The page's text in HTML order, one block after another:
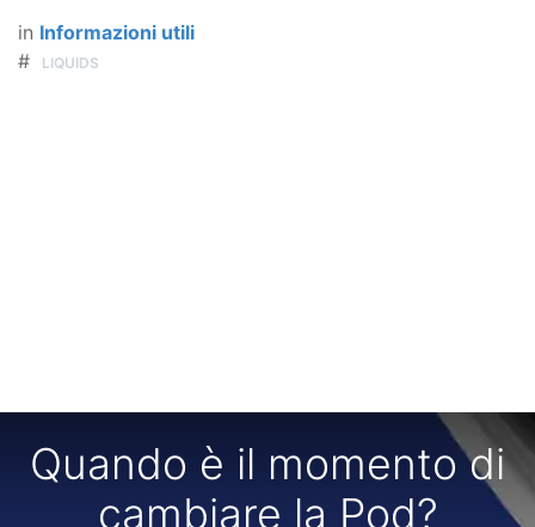
in Informazioni utili
#
LIQUIDS
Quando è il momento di
cambiare la Pod?